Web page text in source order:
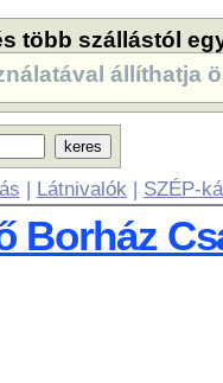
több szállástól
állíthatja
| Látnivalók | SZÉP-
Borház